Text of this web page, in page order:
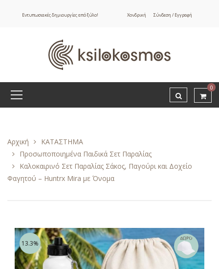
Εντυπωσιακές δημιουργίες από ξύλο! Χονδρική Σύνδεση / Εγγραφή
0
Αρχική
ΚΑΤΑΣΤΗΜΑ
Προσωποποιημένα Παιδικά Σετ Παραλίας
Καλοκαιρινό Σετ Παραλίας Σάκος, Παγούρι και Δοχείο
Φαγητού – Huntrx Mira με Όνομα
13.3%